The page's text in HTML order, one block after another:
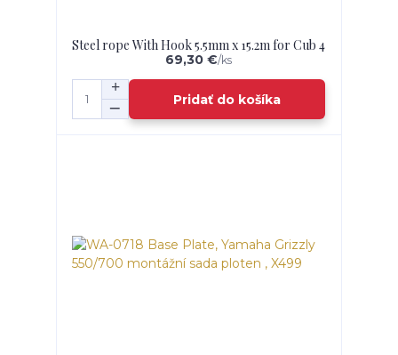
Steel rope With Hook 5.5mm x 15.2m for Cub 4
69,30 €/ks
Pridať do košíka